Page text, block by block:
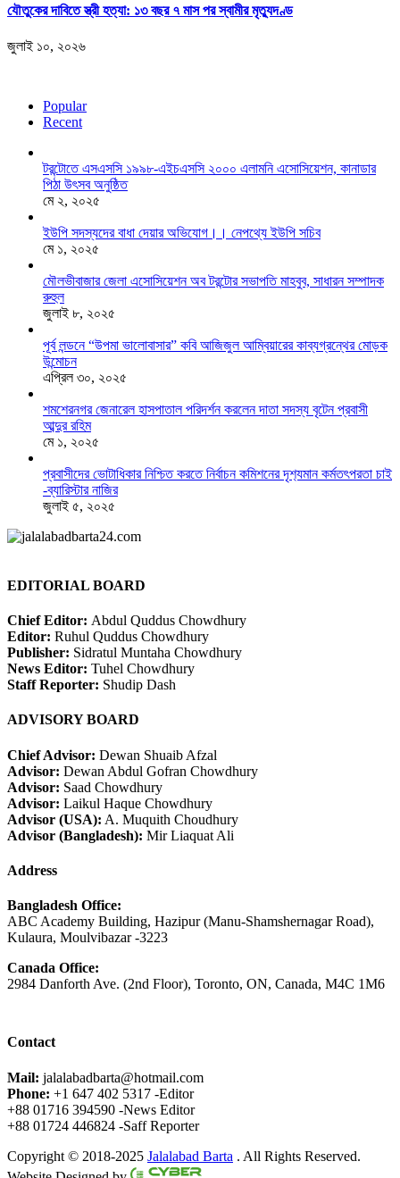
যৌতুকের দাবিতে স্ত্রী হত্যা: ১৩ বছর ৭ মাস পর স্বামীর মৃত্যুদণ্ড
জুলাই ১০, ২০২৬
Popular
Recent
টরন্টোতে এসএসসি ১৯৯৮-এইচএসসি ২০০০ এলামনি এসোসিয়েশন, কানাডার
পিঠা উৎসব অনুষ্ঠিত
মে ২, ২০২৫
ইউপি সদস্যদের বাধা দেয়ার অভিযোগ।। নেপথ্যে ইউপি সচিব
মে ১, ২০২৫
মৌলভীবাজার জেলা এসোসিয়েশন অব টরন্টোর সভাপতি মাহবুব, সাধারন সম্পাদক
রুহুল
জুলাই ৮, ২০২৫
পূর্ব লন্ডনে “উপমা ভালোবাসার” কবি আজিজুল আম্বিয়ারের কাব্যগ্রন্থের মোড়ক
উন্মোচন
এপ্রিল ৩০, ২০২৫
শমশেরনগর জেনারেল হাসপাতাল পরিদর্শন করলেন দাতা সদস্য বৃটেন প্রবাসী
আব্দুর রহিম
মে ১, ২০২৫
প্রবাসীদের ভোটাধিকার নিশ্চিত করতে নির্বাচন কমিশনের দৃশ‍্যমান কর্মতৎপরতা চাই
-ব্যারিস্টার নাজির
জুলাই ৫, ২০২৫
EDITORIAL BOARD
Chief Editor: Abdul Quddus Chowdhury
Editor: Ruhul Quddus Chowdhury
Publisher: Sidratul Muntaha Chowdhury
News Editor: Tuhel Chowdhury
Staff Reporter: Shudip Dash
ADVISORY BOARD
Chief Advisor: Dewan Shuaib Afzal
Advisor: Dewan Abdul Gofran Chowdhury
Advisor: Saad Chowdhury
Advisor: Laikul Haque Chowdhury
Advisor (USA): A. Muquith Choudhury
Advisor (Bangladesh): Mir Liaquat Ali
Address
Bangladesh Office:
ABC Academy Building, Hazipur (Manu-Shamshernagar Road),
Kulaura, Moulvibazar -3223
Canada Office:
2984 Danforth Ave. (2nd Floor), Toronto, ON, Canada, M4C 1M6
Contact
Mail: jalalabadbarta@hotmail.com
Phone: +1 647 402 5317 -Editor
+88 01716 394590 -News Editor
+88 01724 446824 -Saff Reporter
Copyright © 2018-2025 Jalalabad Barta . All Rights Reserved.